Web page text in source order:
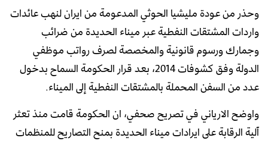
وحذر من عودة مليشيا الحوثي المدعومة من ايران لنهب عائدات
واردات المشتقات النفطية عبر ميناء الحديدة من ضرائب
وجمارك ورسوم قانونية والمخصصة لصرف رواتب موظفي
الدولة وفق كشوفات 2014، بعد قرار الحكومة السماح بدخول
عدد من السفن المحملة بالمشتقات النفطية إلى الميناء‏.
واوضح الارياني في تصريح صحفي، ان الحكومة قامت منذ تعثر
آلية الرقابة على ايرادات ميناء الحديدة بمنح التصاريح للمنظمات